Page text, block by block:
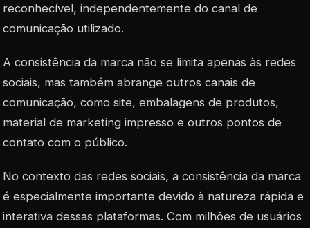
reconhecível, independentemente do canal de
comunicação utilizado.
A consistência da marca não se limita apenas às redes
sociais, mas também abrange outros canais de
comunicação, como site, embalagens de produtos,
material de marketing impresso e outros pontos de
contato com o público.
No contexto das redes sociais, a consistência da marca
é especialmente importante devido à natureza rápida e
interativa dessas plataformas. Com milhões de usuários